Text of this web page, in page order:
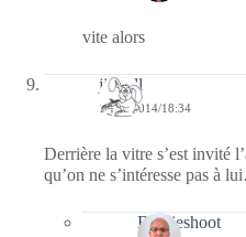
vite alors
jill bill
13/12/2014/18:34
Derrière la vitre s’est invité
qu’on ne s’intéresse pas
Bernieshoot